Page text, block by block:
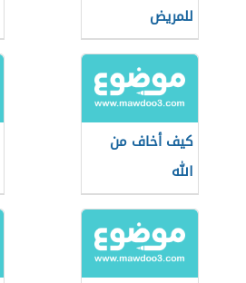
للمريض
كيف أخاف من
الله